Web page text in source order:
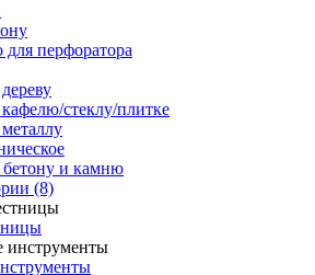
для перфоратора
стеклу/плитке
и камню
(8)